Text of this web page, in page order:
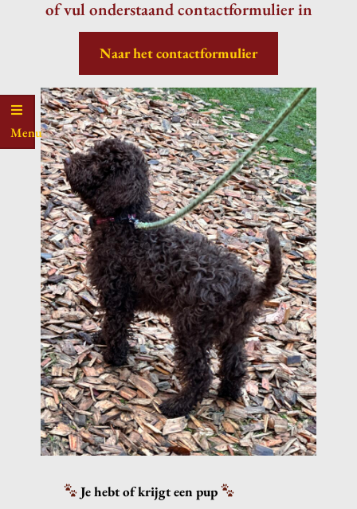
of vul onderstaand contactformulier in
Naar het contactformulier
Je hebt of krijgt een pup